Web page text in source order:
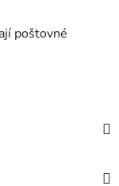
poštovné